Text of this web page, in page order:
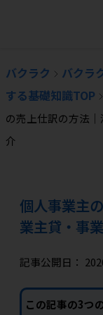
バクラク バクラ
する基礎知識TOP
の売上仕訳の方法
介
個人事業主
業主貸・事
記事公開日：
この記事の3つ